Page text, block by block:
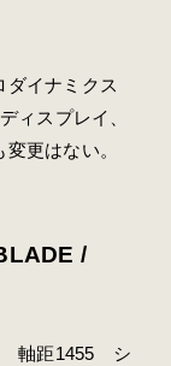
ダイナミクス
ィスプレイ、
更はない。
/
軸距1455 シ